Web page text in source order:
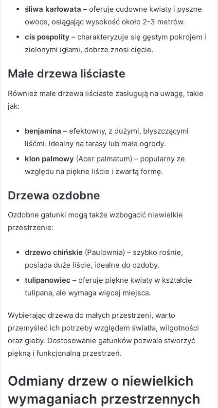
śliwa karłowata – oferuje cudowne kwiaty i pyszne
owoce, osiągając wysokość około 2-3 metrów.
cis pospolity – charakteryzuje się gęstym pokrojem i
zielonymi igłami, dobrze znosi cięcie.
Małe drzewa liściaste
Również małe drzewa liściaste zasługują na uwagę, takie
jak:
benjamina – efektowny, z dużymi, błyszczącymi
liśćmi. Idealny na tarasy lub małe ogrody.
klon palmowy (Acer palmatum) – popularny ze
względu na piękne liście i zwartą formę.
Drzewa ozdobne
Ozdobne gatunki mogą także wzbogacić niewielkie
przestrzenie:
drzewo chińskie (Paulownia) – szybko rośnie,
posiada duże liście, idealne do ozdoby.
tulipanowiec – oferuje piękne kwiaty w kształcie
tulipana, ale wymaga więcej miejsca.
Wybierając drzewa do małych przestrzeni, warto
przemyśleć ich potrzeby względem światła, wilgotności
oraz gleby. Dostosowanie gatunków pozwala stworzyć
piękną i funkcjonalną przestrzeń.
Odmiany drzew o niewielkich
wymaganiach przestrzennych